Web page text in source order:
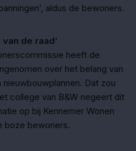
aldus de bewoners.
de raad’
heeft de
over het belang van
Dat zou
college van B&W negeert dit
op bij Kennemer Wonen
boze bewoners.